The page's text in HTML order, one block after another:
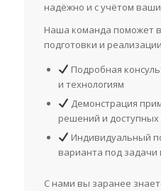
надёжно и с учётом
Наша команда поможет
подготовки и
Подробная
и технологиям
Демонстрация
решений и доступных
Индивидуальный
варианта под
С нами вы заранее